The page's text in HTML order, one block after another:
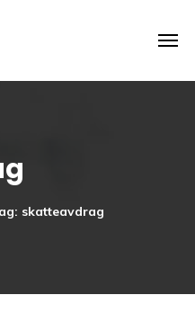
skatteavdrag